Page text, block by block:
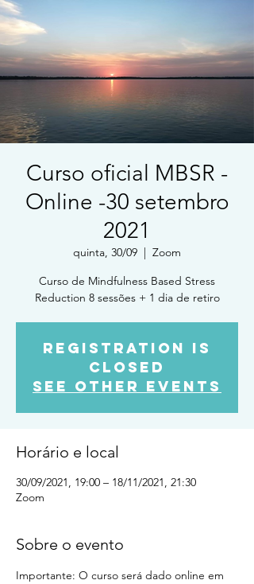
Curso oficial MBSR -
Online -30 setembro
2021
quinta, 30/09
  |
Zoom
Curso de Mindfulness Based Stress
Reduction 8 sessões + 1 dia de retiro
Registration is
Closed
See other events
Horário e local
30/09/2021, 19:00 – 18/11/2021, 21:30
Zoom
Sobre o evento
Importante: O curso será dado online em